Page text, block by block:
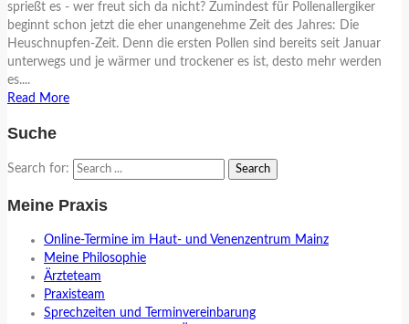
sprießt es - wer freut sich da nicht? Zumindest für Pollenallergiker
beginnt schon jetzt die eher unangenehme Zeit des Jahres: Die
Heuschnupfen-Zeit. Denn die ersten Pollen sind bereits seit Januar
unterwegs und je wärmer und trockener es ist, desto mehr werden
es....
Read More
Suche
Search for:
Meine Praxis
Online-Termine im Haut- und Venenzentrum Mainz
Meine Philosophie
Ärzteteam
Praxisteam
Sprechzeiten und Terminvereinbarung